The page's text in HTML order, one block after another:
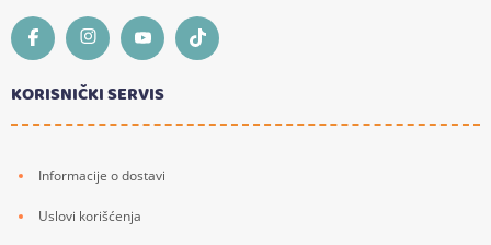
KORISNIČKI SERVIS
Informacije o dostavi
Uslovi korišćenja